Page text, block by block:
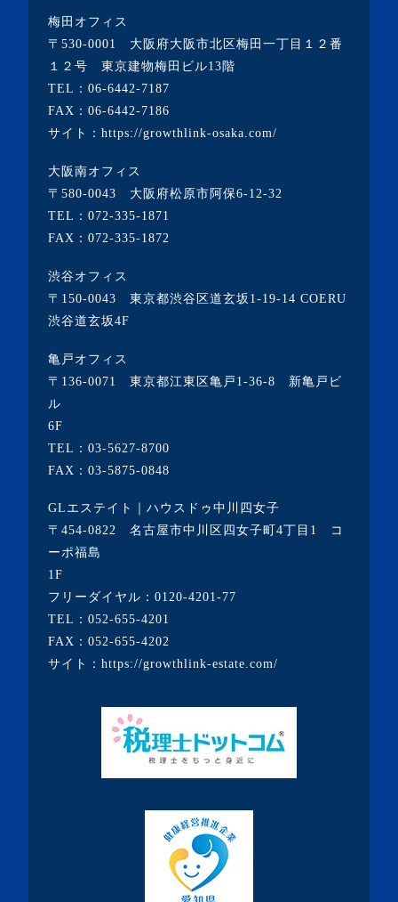
・2022年5月(1記事)
・2022年4月(2記事)
・2022年3月(3記事)
・2021年12月(2記事)
・2021年11月(7記事)
・2021年10月(3記事)
・2021年9月(5記事)
・2021年8月(6記事)
・2021年6月(5記事)
・2021年5月(2記事)
・2021年4月(4記事)
・2021年1月(3記事)
・2020年12月(7記事)
・2020年11月(5記事)
・2020年10月(3記事)
・2020年9月(8記事)
・2020年8月(5記事)
・2020年7月(6記事)
・2020年6月(9記事)
・2020年5月(5記事)
・2020年3月(7記事)
・2020年2月(3記事)
梅田オフィス
〒530-0001 大阪府大阪市北区梅田一丁目１２番
１２号 東京建物梅田ビル13階
TEL： 06-6442-7187
FAX：06-6442-7186
サイト： https://growthlink-osaka.com/
大阪南オフィス
〒580-0043 大阪府松原市阿保6-12-32
TEL： 072-335-1871
FAX：072-335-1872
渋谷オフィス
〒150-0043 東京都渋谷区道玄坂1-19-14 COERU
渋谷道玄坂4F
亀戸オフィス
〒136-0071 東京都江東区亀戸1-36-8 新亀戸ビ
ル
6F
TEL： 03-5627-8700
FAX：03-5875-0848
GLエステイト｜ハウスドゥ中川四女子
〒454-0822 名古屋市中川区四女子町4丁目1 コ
ーポ福島
1F
フリーダイヤル： 0120-4201-77
TEL： 052-655-4201
FAX：052-655-4202
サイト： https://growthlink-estate.com/